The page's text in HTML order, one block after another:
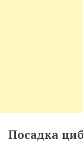
Посадка